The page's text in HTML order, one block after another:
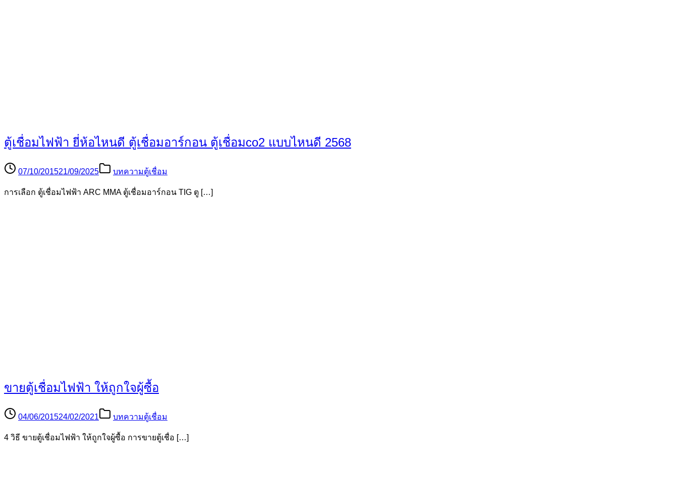
ตู้เชื่อมไฟฟ้า ยี่ห้อไหนดี ตู้เชื่อมอาร์กอน ตู้เชื่อมco2 แบบไหนดี 2568
07/10/201521/09/2025 บทความตู้เชื่อม
การเลือก ตู้เชื่อมไฟฟ้า ARC MMA ตู้เชื่อมอาร์กอน TIG ตู […]
ขายตู้เชื่อมไฟฟ้า ให้ถูกใจผู้ซื้อ
04/06/201524/02/2021 บทความตู้เชื่อม
4 วิธี ขายตู้เชื่อมไฟฟ้า ให้ถูกใจผู้ซื้อ การขายตู้เชื่อ […]